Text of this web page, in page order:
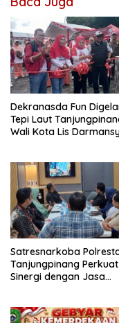
Dekranasda Fun
Tepi Laut
Wali Kota Lis
Satresnarkoba
Tanjungpinang Perkuat
Sinergi dengan Jasa